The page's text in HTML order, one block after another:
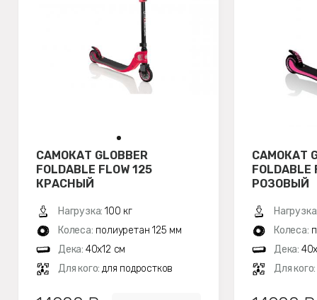
САМОКАТ GLOBBER
FOLDABLE FLOW 125
КРАСНЫЙ
Нагрузка: 100 кг
Колеса: полиуретан 125 мм
Дека: 40x12 см
Для кого: для подростков
САМОКАТ
РОЗОВЫЙ
Колеса:
Дека:
Для кого: